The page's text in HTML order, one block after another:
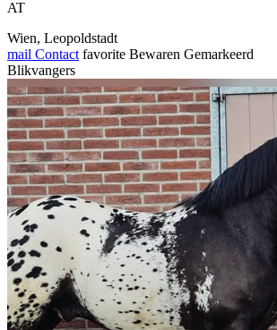
AT
Wien, Leopoldstadt
mail Contact favorite Bewaren Gemarkeerd
Blikvangers